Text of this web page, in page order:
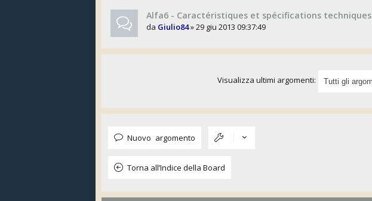
Alfa6 - Caractéristiques et spécifications techniques
da Giulio84» 29 giu 2013 09:37:49
Visualizza ultimi argomenti:
Nuovo argomento
Torna all’Indice della Board